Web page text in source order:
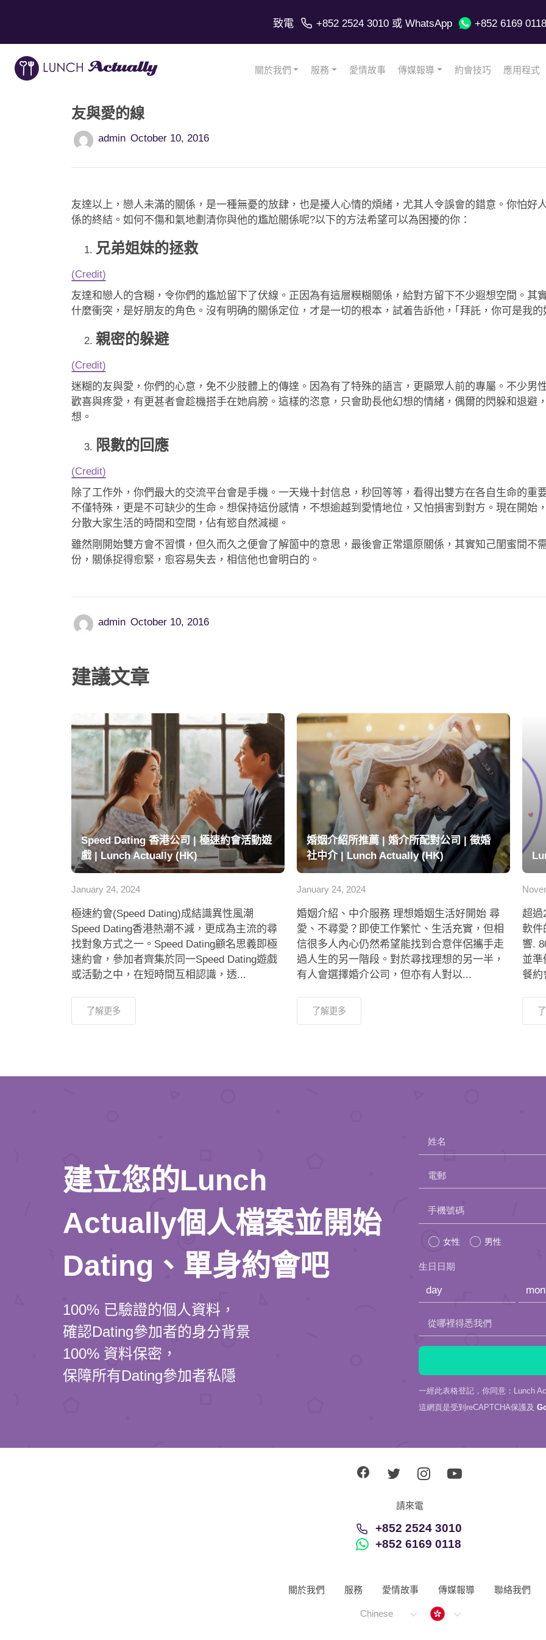
致電 +852 2524 3010或 WhatsApp +852 6169 0118
關於我們 服務 愛情故事 傳媒報導 約會技巧 應用程式
友與愛的線
admin October 10, 2016
友達以上，戀人未滿的關係，是一種無憂的放肆，也是擾人心情的煩緒，尤其人令誤會的錯意。你怕好
係的終結。如何不傷和氣地劃清你與他的尷尬關係呢?以下的方法希望可以為困擾的你：
兄弟姐妹的拯救
(Credit)
友達和戀人的含糊，令你們的尷尬留下了伏線。正因為有這層糢糊關係，給對方留下不少遐想空間。其
什麼衝突，是好朋友的角色。沒有明确的關係定位，才是一切的根本，試着告訴他，｢拜託，你可是我
親密的躲避
(Credit)
迷糊的友與愛，你們的心意，免不少肢體上的傳達。因為有了特殊的語言，更顯眾人前的專屬。不少男
歡喜與疼愛，有更甚者會趁機搭手在她肩膀。這樣的恣意，只會助長他幻想的情緒，偶爾的閃躲和退避
想。
限數的回應
(Credit)
除了工作外，你們最大的交流平台會是手機。一天幾十封信息，秒回等等，看得出雙方在各自生命的重
不僅特殊，更是不可缺少的生命。想保持這份感情，不想逾越到愛情地位，又怕損害到對方。現在開始
分散大家生活的時間和空間，佔有慾自然減褪。
雖然剛開始雙方會不習慣，但久而久之便會了解箇中的意思，最後會正常還原關係，其實知己閨蜜間不
份，關係捉得愈緊，愈容易失去，相信他也會明白的。
admin October 10, 2016
建議文章
Speed Dating 香港公司 | 極速約會活動遊
戲 | Lunch Actually (HK)
January 24, 2024
極速約會(Speed Dating)成結識異性風潮
Speed Dating香港熱潮不減，更成為主流的尋
找對象方式之一。Speed Dating顧名思義即極
速約會，參加者齊集於同一Speed Dating遊戲
或活動之中，在短時間互相認識，透...
了解更多
婚姻介紹所推薦 | 婚介所配對公司 | 徵婚
社中介 | Lunch Actually (HK)
January 24, 2024
婚姻介紹、中介服務 理想婚姻生活好開始 尋
愛、不尋愛？即使工作繁忙、生活充實，但相
信很多人內心仍然希望能找到合意伴侶攜手走
過人生的另一階段。對於尋找理想的另一半，
有人會選擇婚介公司，但亦有人對以...
了解更多
超過
軟件
響.
並準
餐約
建立您的Lunch
Actually個人檔案並開始
Dating、單身約會吧
100% 已驗證的個人資料，
確認Dating參加者的身分背景
100% 資料保密，
保障所有Dating參加者私隱
姓名
電郵
Please
field
empty.
手機號碼
女性 男性
生日日期
從哪裡得悉我們
一經此表格登記，你同意：Lunch
這網頁是受到reCAPTCHA保護及
請來電
+852 2524 3010
+852 6169 0118
關於我們 服務 愛情故事 傳媒報導 聯絡我們
Chinese Hong Kong